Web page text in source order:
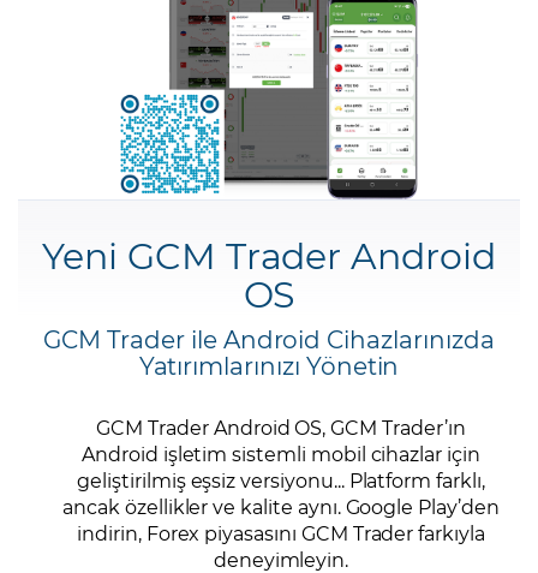
Şifremi Unuttum
Yeni GCM Trader Android
OS
GCM Trader ile Android Cihazlarınızda
Yatırımlarınızı Yönetin
GCM Trader Android OS, GCM Trader’ın
Android işletim sistemli mobil cihazlar için
geliştirilmiş eşsiz versiyonu... Platform farklı,
ancak özellikler ve kalite aynı. Google Play’den
indirin, Forex piyasasını GCM Trader farkıyla
deneyimleyin.